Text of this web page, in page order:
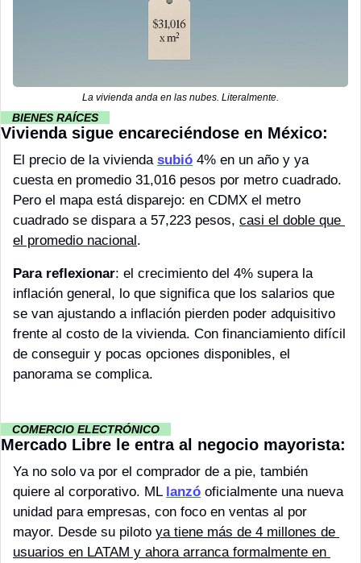
La vivienda anda en las nubes. Literalmente.
BIENES RAÍCES
Vivienda sigue encareciéndose en México:
El precio de la vivienda subió 4% en un año y ya
cuesta en promedio 31,016 pesos por metro cuadrado.
Pero el mapa está disparejo: en CDMX el metro
cuadrado se dispara a 57,223 pesos, casi el doble que
el promedio nacional.
Para reflexionar: el crecimiento del 4% supera la
inflación general, lo que significa que los salarios que
se van ajustando a inflación pierden poder adquisitivo
frente al costo de la vivienda. Con financiamiento difícil
de conseguir y pocas opciones disponibles, el
panorama se complica.
COMERCIO ELECTRÓNICO
Mercado Libre le entra al negocio mayorista:
Ya no solo va por el comprador de a pie, también
quiere al corporativo. ML lanzó oficialmente una nueva
unidad para empresas, con foco en ventas al por
mayor. Desde su piloto ya tiene más de 4 millones de
usuarios en LATAM y ahora arranca formalmente en